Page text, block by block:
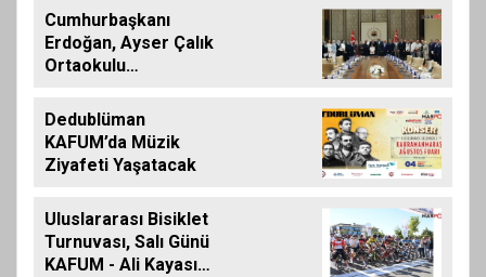
Tamamlandı
Cumhurbaşkanı
Erdoğan, Ayser Çalık
Ortaokulu
Aileleriyle Bir Araya
Geldi
Dedublüman
KAFUM’da Müzik
Ziyafeti Yaşatacak
Uluslararası Bisiklet
Turnuvası, Salı Günü
KAFUM - Ali Kayası